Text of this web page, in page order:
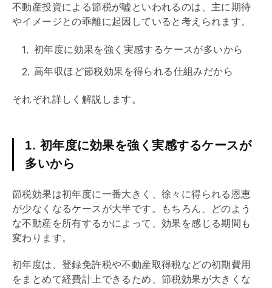
不動産投資による節税が嘘といわれるのは、主に期待
やイメージとの乖離に起因していると考えられます。
初年度に効果を強く実感するケースが多いから
高年収ほど節税効果を得られる仕組みだから
それぞれ詳しく解説します。
1. 初年度に効果を強く実感するケースが
多いから
節税効果は初年度に一番大きく、徐々に得られる恩恵
が少なくなるケースが大半です。もちろん、どのよう
な不動産を所有するかによって、効果を感じる期間も
変わります。
初年度は、 登録免許税や不動産取得税などの初期費用
をまとめて経費計上できるため、節税効果が大きくな